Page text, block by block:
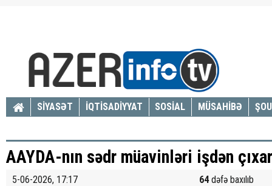
SİYASƏT İQTİSADİYYAT SOSİAL MÜSAHİBƏ
AAYDA-nın sədr müavinləri işdən
5-06-2026, 17:17 64dəfə baxılıb